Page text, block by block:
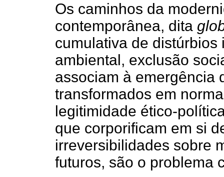
Os caminhos da
contemporânea, dita
cumulativa de
ambiental, exclusão
associam à emergência
transformados em
legitimidade ético-
que corporificam em si
irreversibilidades sobre
futuros, são o problema